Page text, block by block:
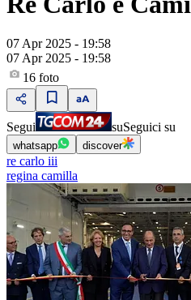
07 Apr 2025 - 19:58
07 Apr 2025 - 19:58
16 foto
Segui suSeguici su
whatsapp discover
re carlo iii
regina camilla